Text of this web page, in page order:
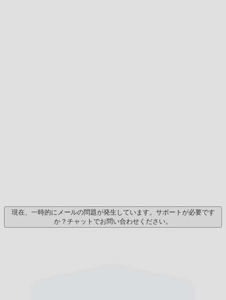
現在、一時的にメールの問題が発生しています。サポートが必要です
か？チャットでお問い合わせください。